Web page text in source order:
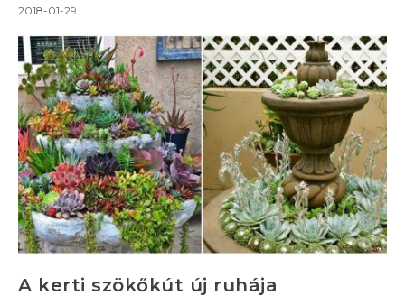
2018-01-29
A kerti szökőkút új ruhája